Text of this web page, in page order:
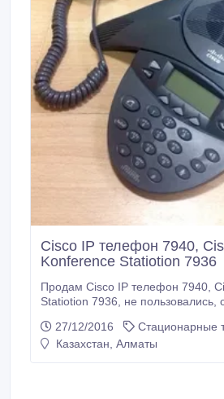
Cisco IP телефон 7940,
Konference Statiotion 7936
Продам Cisco IP телефон 7940, Cisco IP Konference
Statiotion 7936, не пользовались, совсем не
708-983-26-65, 8-701-944-24-29..
27/12/2016
Стационарные
Казахстан, Алматы